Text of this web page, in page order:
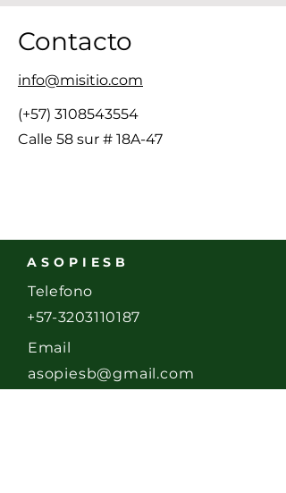
Contacto
info@misitio.com
(+57) 3108543554
Calle 58 sur # 18A-47
ASOPIESB
Telefono
+57-3203110187
Email
asopiesb@gmail.com